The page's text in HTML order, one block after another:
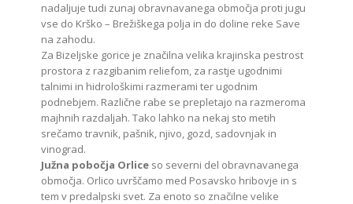
nadaljuje tudi zunaj obravnavanega območja proti jugu
vse do Krško – Brežiškega polja in do doline reke Save
na zahodu.
Za Bizeljske gorice je značilna velika krajinska pestrost
prostora z razgibanim reliefom, za rastje ugodnimi
talnimi in hidrološkimi razmerami ter ugodnim
podnebjem. Različne rabe se prepletajo na razmeroma
majhnih razdaljah. Tako lahko na nekaj sto metih
srečamo travnik, pašnik, njivo, gozd, sadovnjak in
vinograd.
Južna pobočja Orlice so severni del obravnavanega
območja. Orlico uvrščamo med Posavsko hribovje in s
tem v predalpski svet. Za enoto so značilne velike